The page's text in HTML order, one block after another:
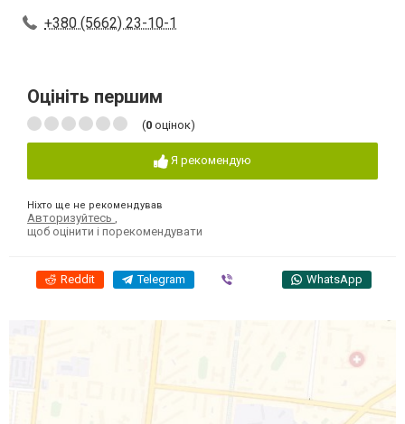
+380 (5662) 23-10-1
Оцініть першим
(0 оцінок)
Я рекомендую
Ніхто ще не рекомендував
Авторизуйтесь
щоб оцінити і порекомендувати
Reddit Telegram WhatsApp